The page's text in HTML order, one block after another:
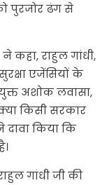
पुरजोर ढंग से
कहा, राहुल गांधी,
एजेंसियों के
अशोक लवासा,
किसी सरकार
किया कि
गांधी जी की